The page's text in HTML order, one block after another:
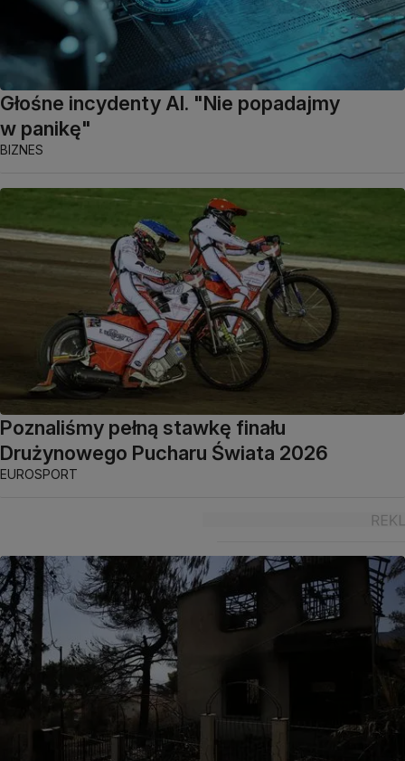
Głośne incydenty AI. "Nie popadajmy
w panikę"
BIZNES
Poznaliśmy pełną stawkę finału
Drużynowego Pucharu Świata 2026
EUROSPORT